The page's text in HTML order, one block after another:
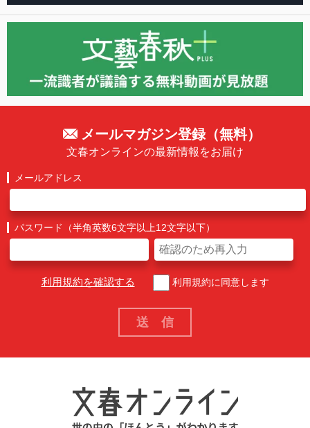
メールマガジン登録（無料）
文春オンラインの最新情報をお届け
メールアドレス
パスワード（半角英数6文字以上12文字以下）
利用規約を確認する 利用規約に同意します